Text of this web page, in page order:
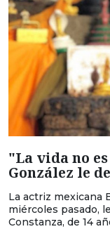
"La vida no
González le
La actriz mexicana
miércoles pasado,
Constanza, de 14